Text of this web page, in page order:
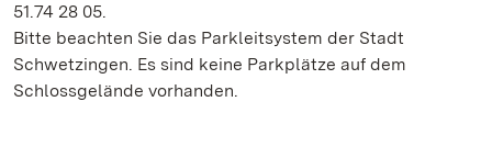
51.74 28 05.
Bitte beachten Sie das Parkleitsystem der Stadt
Schwetzingen. Es sind keine Parkplätze auf dem
Schlossgelände vorhanden.